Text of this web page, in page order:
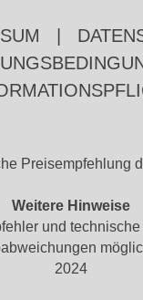
Preisempfehlung
Weitere Hinweise
und
2024